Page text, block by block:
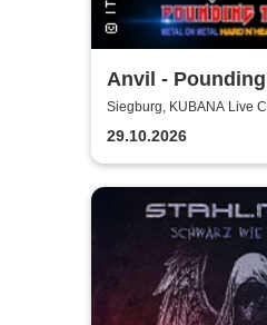
Anvil -
Tour
Siegburg, KUBANA Live
29.10.2026